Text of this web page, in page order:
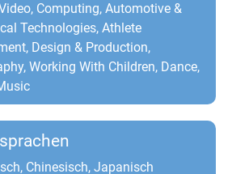
Computing, Automotive &
Technologies, Athlete
Design & Production,
Working With Children, Dance,
Chinesisch, Japanisch